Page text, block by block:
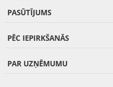
PASŪTĪJUMS
PĒC IEPIRKŠANĀS
PAR UZŅĒMUMU